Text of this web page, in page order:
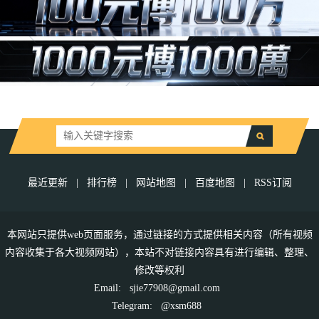
最近更新 排行榜 网站地图 百度地图 RSS订阅
本网站只提供web页面服务，通过链接的方式提供相关内容（所有视频
内容收集于各大视频网站），本站不对链接内容具有进行编辑、整理、
修改等权利
Email:
sjie77908@gmail.com
Telegram:
@xsm688